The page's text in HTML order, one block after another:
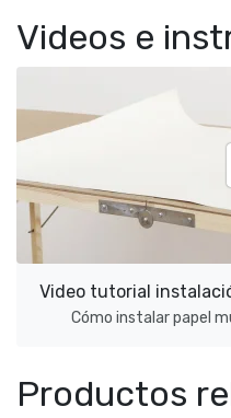
Videos e
Video tutorial
Cómo instalar papel
Productos